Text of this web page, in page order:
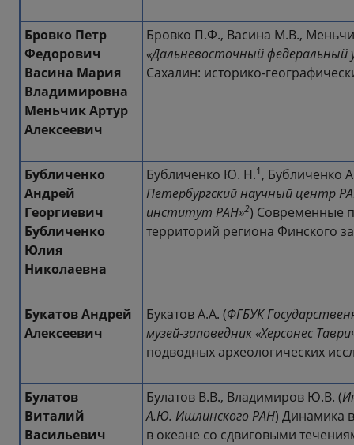
Бровко Петр
Федорович
Васина Мария
Владимировна
Меньчик Артур
Алексеевич
Бровко П.Ф., Васина М.В.,
«Дальневосточный федеральный
Сахалин: историко-
Бубличенко
Андрей
Георгиевич
Бубличенко
Юлия
Николаевна
Бубличенко Ю. Н.1 , Бубличенко
Петербургский научный центр
институт РАН»2) Современные
территорий региона Финского
Букатов Андрей
Алексеевич
Букатов А.А. (ФГБУК
музей-заповедник «Херсонес
подводных археологических
Булатов
Виталий
Васильевич
Булатов В.В., Владимиров Ю.В. (
А.Ю. Ишлинского РАН) Динамика
в океане со сдвиговыми